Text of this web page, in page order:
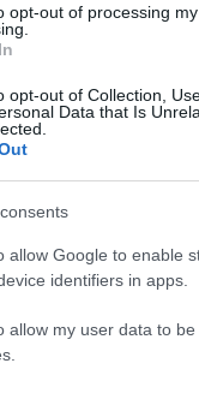
opt-out of processing
opt-out of Collection,
Data that Is
allow Google to enable
identifiers in apps.
allow my user data to